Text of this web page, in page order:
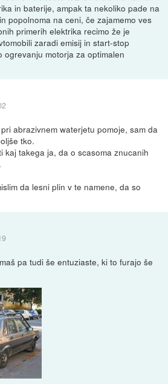
in baterije, ampak ta nekoliko pade na
popolnoma na ceni, če zajamemo ves
primerih elektrika recimo že je
zaradi emisij in start-stop
motorja za optimalen
abrazivnem waterjetu pomoje, sam da
tko.
kaj takega ja, da o scasoma znucanih
da lesni plin v te namene, da so
pa tudi še entuziaste, ki to furajo še